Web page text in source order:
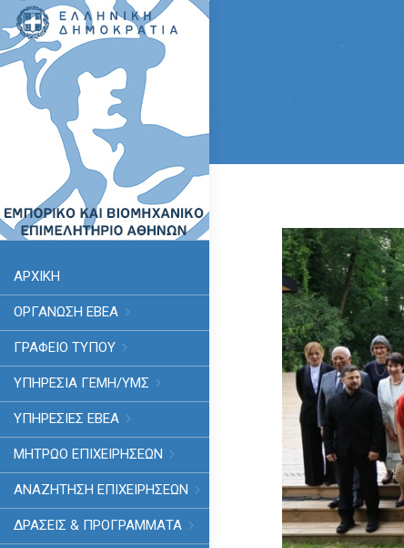
ΑΡΧΙΚΗ
ΟΡΓΑΝΩΣΗ ΕΒΕΑ
ΓΡΑΦΕΙΟ ΤΥΠΟΥ
ΥΠΗΡΕΣΊΑ ΓΕΜΗ/ΥΜΣ
ΥΠΗΡΕΣΙΕΣ ΕΒΕΑ
ΜΗΤΡΩΟ ΕΠΙΧΕΙΡΗΣΕΩΝ
ΑΝΑΖΗΤΗΣΗ ΕΠΙΧΕΙΡΗΣΕΩΝ
ΔΡΑΣΕΙΣ & ΠΡΟΓΡΑΜΜΑΤΑ